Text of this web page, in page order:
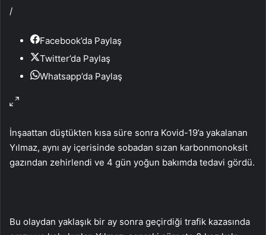
/
Facebook’da Paylaş
Twitter’da Paylaş
Whatsapp’da Paylaş
İnşaattan düştükten kısa süre sonra Kovid-19’a yakalanan
Yılmaz, aynı ay içerisinde sobadan sızan karbonmonoksit
gazından zehirlendi ve 4 gün yoğun bakımda tedavi gördü.
Bu olaydan yaklaşık bir ay sonra geçirdiği trafik kazasında